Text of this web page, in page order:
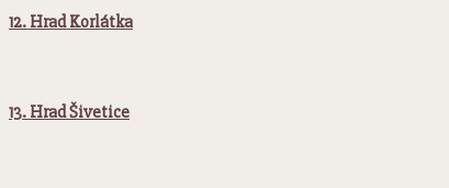
12. Hrad Korlátka
13. Hrad Šivetice